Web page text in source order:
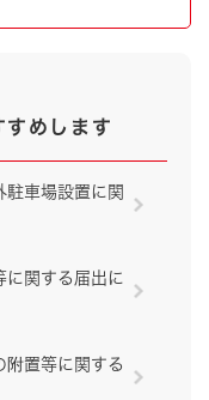
すめします
駐車場設置に関
に関する届出に
附置等に関する